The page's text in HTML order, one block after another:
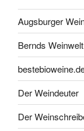
Augsburger
Bernds Weinwelt
Der Weindeuter
Der